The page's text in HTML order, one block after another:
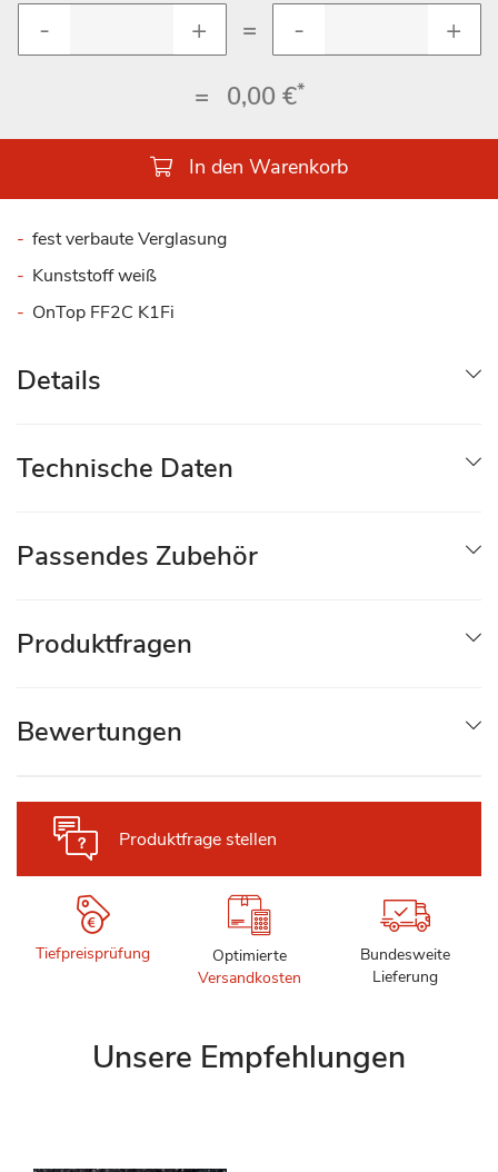
=
= 0,00 €*
In den Warenkorb
fest verbaute Verglasung
Kunststoff weiß
OnTop FF2C K1Fi
Produktfrage stellen
Tiefpreisprüfung
Optimierte
Versandkosten
Bundesweite
Lieferung
Details
Technische Daten
Passendes Zubehör
Produktfragen
Bewertungen
Unsere Empfehlungen